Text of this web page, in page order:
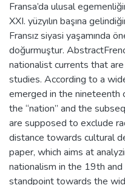
Fransa’da ulusal
XXI. yüzyılın başına
Fransız siyasi yaşamında
doğurmuştur.
nationalist currents that
studies. According to a
emerged in the nineteenth
the “nation” and the
are supposed to exclude
distance towards cultural
paper, which aims at
nationalism in the 19th
standpoint towards the